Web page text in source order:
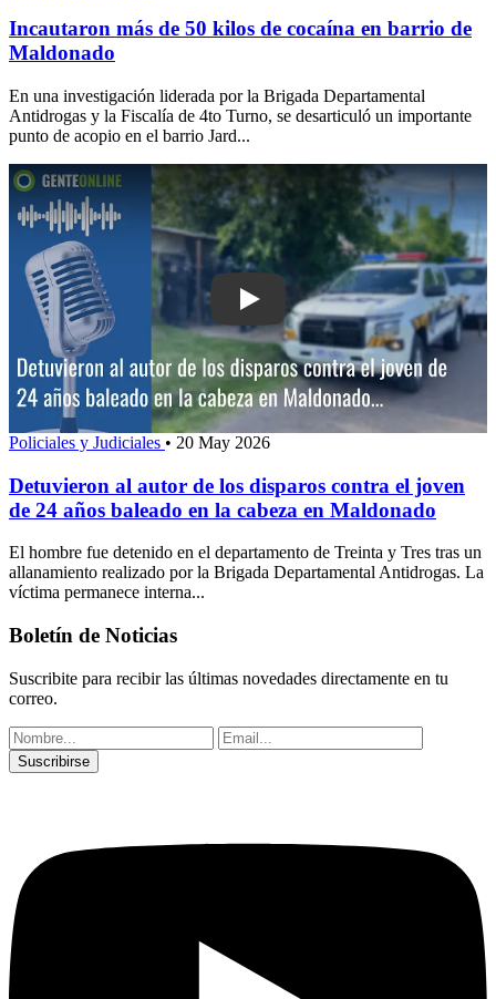
Incautaron más de 50 kilos de cocaína en barrio de
Maldonado
En una investigación liderada por la Brigada Departamental
Antidrogas y la Fiscalía de 4to Turno, se desarticuló un importante
punto de acopio en el barrio Jard...
Play: Detuvieron al autor de los
Policiales y Judiciales • 20 May 2026
Detuvieron al autor de los disparos contra el joven
de 24 años baleado en la cabeza en Maldonado
El hombre fue detenido en el departamento de Treinta y Tres tras un
allanamiento realizado por la Brigada Departamental Antidrogas. La
víctima permanece interna...
Boletín de Noticias
Suscribite para recibir las últimas novedades directamente en tu
correo.
Suscribirse